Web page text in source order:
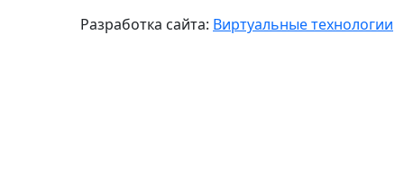
Разработка сайта: Виртуальные технологии